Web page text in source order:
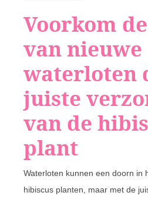
Voorkom
van nieuwe
waterloten
juiste
van de
plant
Waterloten kunnen een doorn in
hibiscus planten, maar met de